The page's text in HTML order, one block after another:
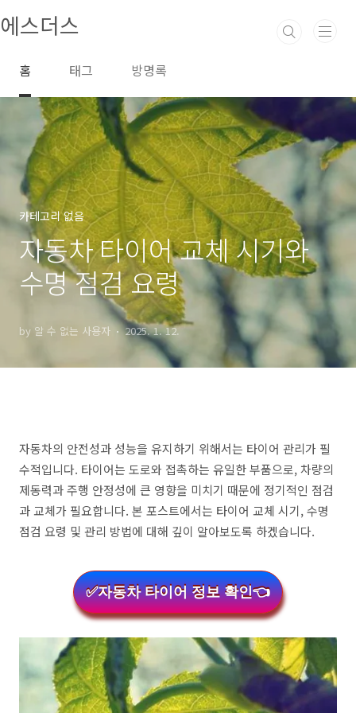
에스더스
홈 태그 방명록
카테고리 없음
자동차 타이어 교체 시기와
수명 점검 요령
by 알 수 없는 사용자 2025. 1. 12.
자동차의 안전성과 성능을 유지하기 위해서는 타이어 관리가 필
수적입니다. 타이어는 도로와 접촉하는 유일한 부품으로, 차량의
제동력과 주행 안정성에 큰 영향을 미치기 때문에 정기적인 점검
과 교체가 필요합니다. 본 포스트에서는 타이어 교체 시기, 수명
점검 요령 및 관리 방법에 대해 깊이 알아보도록 하겠습니다.
✅자동차 타이어 정보 확인👈